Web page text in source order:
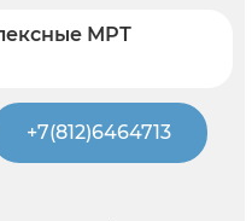
МРТ
+7(812)6464713